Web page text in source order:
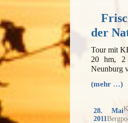
der
Tour mit
20 hm, 2
Neunburg
(mehr …)
28. Mai
2011